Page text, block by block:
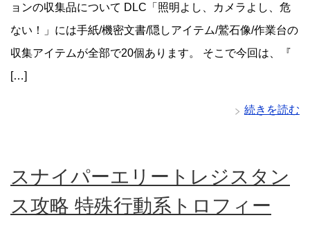
ョンの収集品について DLC「照明よし、カメラよし、危
ない！」には手紙/機密文書/隠しアイテム/鷲石像/作業台の
収集アイテムが全部で20個あります。 そこで今回は、『
[…]
続きを読む
スナイパーエリートレジスタン
ス攻略 特殊行動系トロフィー